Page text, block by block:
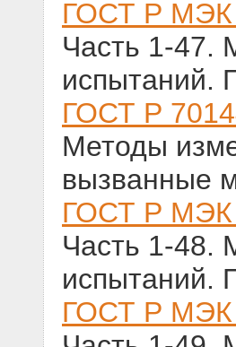
ГОСТ Р МЭК
Часть 1-47.
испытаний.
ГОСТ Р
Методы
вызванные
ГОСТ Р МЭК
Часть 1-48.
испытаний.
ГОСТ Р МЭК